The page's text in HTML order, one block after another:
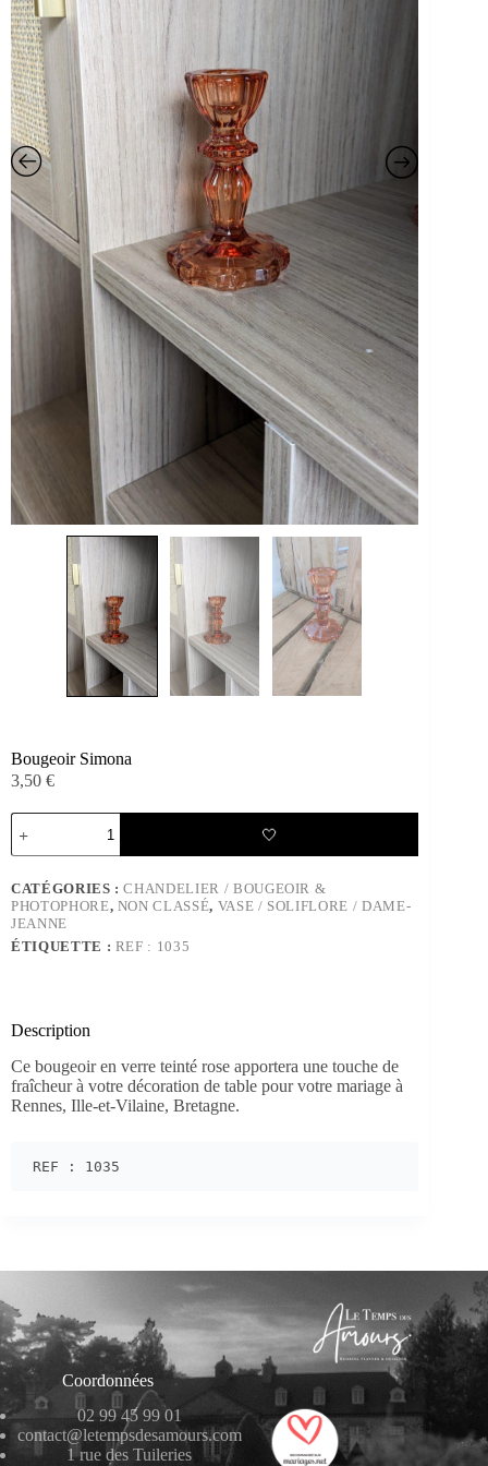
Bougeoir Simona
3,50 €
quantité
de
Bougeoir
🤍
CATÉGORIES :CHANDELIER / BOUGEOIR &
PHOTOPHORE, NON CLASSÉ, VASE / SOLIFLORE / DAME-
JEANNE
ÉTIQUETTE : REF : 1035
Description
Ce bougeoir en verre teinté rose apportera une touche de
fraîcheur à votre décoration de table pour votre mariage à
Rennes, Ille-et-Vilaine, Bretagne.
REF : 1035
Coordonnées
02 99 45 99 01
contact@letempsdesamours.com
1 rue des Tuileries